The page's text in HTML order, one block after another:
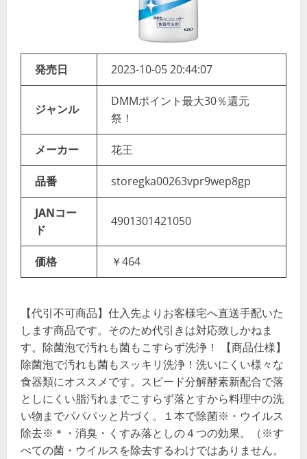
発売日 2023-10-05 20:44:07
ジャンル
DMMポイント最大30％還元
祭！
メーカー 花王
品番 storegka00263vpr9wep8gp
JANコー
ド
4901301421050
価格 ￥464
【代引不可商品】仕入先よりお客様宅へ直送手配いた
します商品です。そのため代引きは対応致しかねま
す。除菌泡で汚れも菌もこすらず洗浄！ 【商品仕様】
除菌泡で汚れも菌もスッキリ洗浄！洗いにくい様々な
食器類にオススメです。スピード分解酵素新配合で落
としにくい脂汚れまでこすらず落とすから料理中の洗
い物までパパパッと片づく。１本で除菌※・ウイルス
除去※＊・消臭・くすみ落としの４つの効果。（※す
べての菌・ウイルスを除去するわけではありません。